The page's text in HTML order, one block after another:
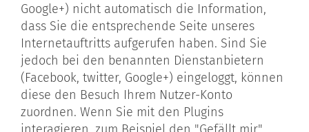
Google+) nicht automatisch die Information,
dass Sie die entsprechende Seite unseres
Internetauftritts aufgerufen haben. Sind Sie
jedoch bei den benannten Dienstanbietern
(Facebook, twitter, Google+) eingeloggt, können
diese den Besuch Ihrem Nutzer-Konto
zuordnen. Wenn Sie mit den Plugins